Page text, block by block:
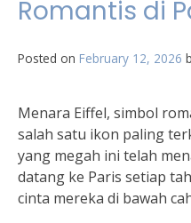
Romantis di
Posted on February 12, 2026
Menara Eiffel, simbol
salah satu ikon paling
yang megah ini telah
datang ke Paris setiap
cinta mereka di bawah